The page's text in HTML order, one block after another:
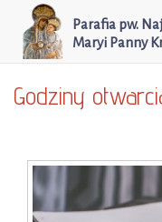
Parafia pw.
Maryi Panny
Godziny